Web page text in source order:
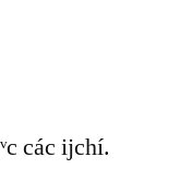
các ijchí.